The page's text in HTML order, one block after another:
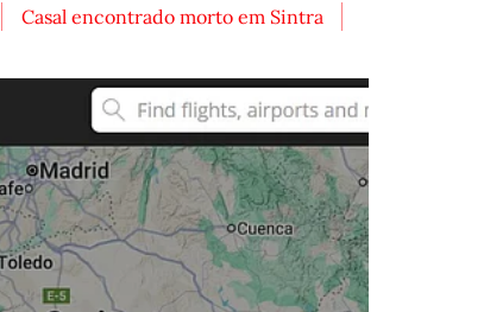
Casal encontrado morto em Sintra